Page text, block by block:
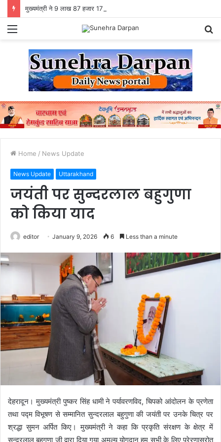
Menu
Home / News Update
News Update Uttarakhand
जयंती पर सुन्दरलाल बहुगुणा
को किया याद
editor January 9, 2026 6 Less than a minute
देहरादून। मुख्यमंत्री पुष्कर सिंह धामी ने पर्यावरणविद, चिपको आंदोलन के प्रणेता
तथा पद्म विभूषण से सम्मानित सुन्दरलाल बहुगुणा की जयंती पर उनके चित्र पर
श्रद्धा सुमन अर्पित किए। मुख्यमंत्री ने कहा कि प्रकृति संरक्षण के क्षेत्र में
सुन्दरलाल बहुगुणा जी द्वारा दिया गया अमूल्य योगदान हम सभी के लिए प्रेरणास्रोत